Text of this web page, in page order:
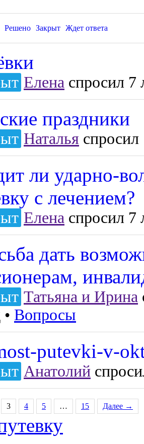
Решено Закрыт Ждет ответа
Елена спросил 7
праздники
Наталья спросил
ли ударно-
с лечением?
Елена спросил 7
дать
Татьяна и Ирина
• Вопросы
putevki-v-
Анатолий
3 4 5 … 15 Далее →